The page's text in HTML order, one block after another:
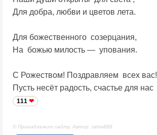
Для добра, любви и цветов лета.
Для божественного созерцания,
На божью милость — упования.
С Рожеством! Поздравляем всех вас!
Пусть несёт радость, счастье для нас
111
© Принадлежит сайту. Автор: tahia888